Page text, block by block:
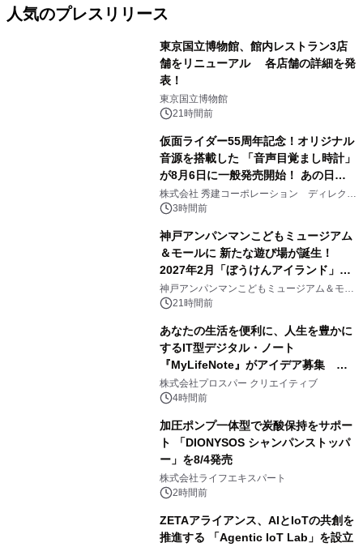
人気のプレスリリース
東京国立博物館、館内レストラン3店
舗をリニューアル 各店舗の詳細を発
表！
東京国立博物館
21時間前
仮面ライダー55周年記念！オリジナル
音源を搭載した 「音声目覚まし時計」
が8月6日に一般発売開始！ あの日の
大興奮が今甦る
株式会社 秀建コーポレーション ディレクト
アートギャラリー
3時間前
神戸アンパンマンこどもミュージアム
＆モールに 新たな遊び場が誕生！
2027年2月「ぼうけんアイランド」が
オープン
神戸アンパンマンこどもミュージアム＆モー
ル 21時間前
あなたの生活を便利に、人生を豊かに
するIT型デジタル・ノート
『MyLifeNote』がアイデア募集 優
秀賞100名に1年間無償試用
株式会社プロスパー クリエイティブ
4時間前
加圧ポンプ一体型で炭酸保持をサポー
ト 「DIONYSOS シャンパンストッパ
ー」を8/4発売
株式会社ライフエキスパート
2時間前
ZETAアライアンス、AIとIoTの共創を
推進する 「Agentic IoT Lab」を設立